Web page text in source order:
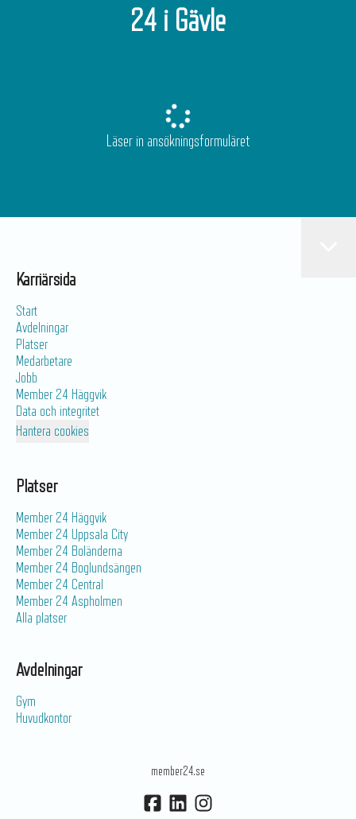
24 i Gävle
Läser in ansökningsformuläret
Karriärsida
Start
Avdelningar
Platser
Medarbetare
Jobb
Member 24 Häggvik
Data och integritet
Hantera cookies
Platser
Member 24 Häggvik
Member 24 Uppsala City
Member 24 Boländerna
Member 24 Boglundsängen
Member 24 Central
Member 24 Aspholmen
Alla platser
Avdelningar
Gym
Huvudkontor
member24.se